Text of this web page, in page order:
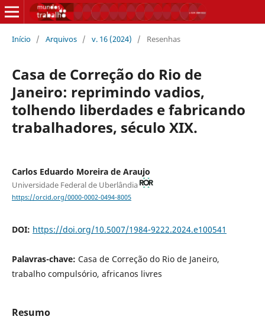
Início / Arquivos / v. 16 (2024) / Resenhas
Casa de Correção do Rio de
Janeiro: reprimindo vadios,
tolhendo liberdades e fabricando
trabalhadores, século XIX.
Carlos Eduardo Moreira de Araujo
Universidade Federal de Uberlândia
https://orcid.org/0000-0002-0494-8005
DOI: https://doi.org/10.5007/1984-9222.2024.e100541
Palavras-chave: Casa de Correção do Rio de Janeiro,
trabalho compulsório, africanos livres
Resumo